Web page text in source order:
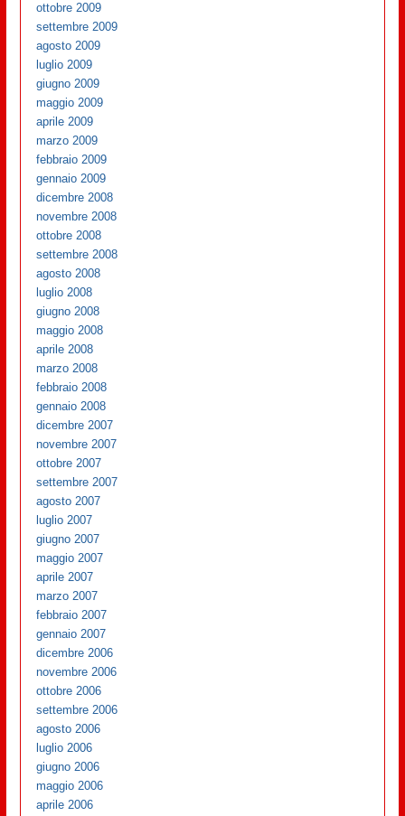
ottobre 2009
settembre 2009
agosto 2009
luglio 2009
giugno 2009
maggio 2009
aprile 2009
marzo 2009
febbraio 2009
gennaio 2009
dicembre 2008
novembre 2008
ottobre 2008
settembre 2008
agosto 2008
luglio 2008
giugno 2008
maggio 2008
aprile 2008
marzo 2008
febbraio 2008
gennaio 2008
dicembre 2007
novembre 2007
ottobre 2007
settembre 2007
agosto 2007
luglio 2007
giugno 2007
maggio 2007
aprile 2007
marzo 2007
febbraio 2007
gennaio 2007
dicembre 2006
novembre 2006
ottobre 2006
settembre 2006
agosto 2006
luglio 2006
giugno 2006
maggio 2006
aprile 2006